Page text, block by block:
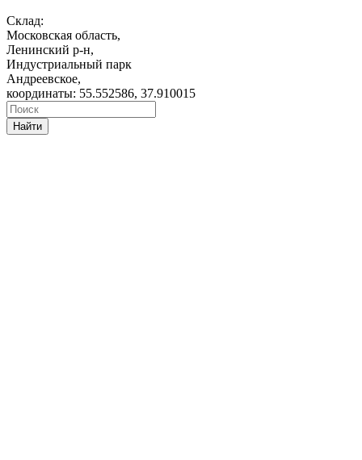
Склад:
Московская область,
Ленинский р-н,
Индустриальный парк
Андреевское,
координаты: 55.552586, 37.910015
Найти